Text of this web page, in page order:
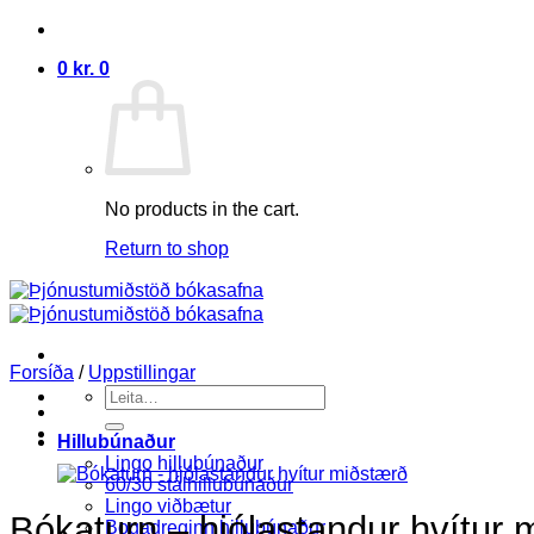
Skip
content
0 kr. 0
No products in the cart.
Return to shop
Search
for:
Hillubúnaður
Lingo hillubúnaður
60/30 stálhillubúnaður
Lingo viðbætur
Bogadreginn hillubúnaður
Forsíða / Uppstillingar